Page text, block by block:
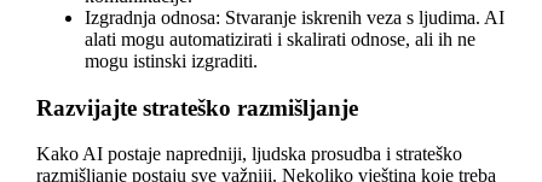
Izgradnja odnosa: Stvaranje iskrenih veza s ljudima. AI
alati mogu automatizirati i skalirati odnose, ali ih ne
mogu istinski izgraditi.
Razvijajte strateško razmišljanje
Kako AI postaje napredniji, ljudska prosudba i strateško
razmišljanje postaju sve važniji. Nekoliko vještina koje treba